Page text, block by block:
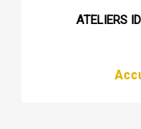
ATELIERS